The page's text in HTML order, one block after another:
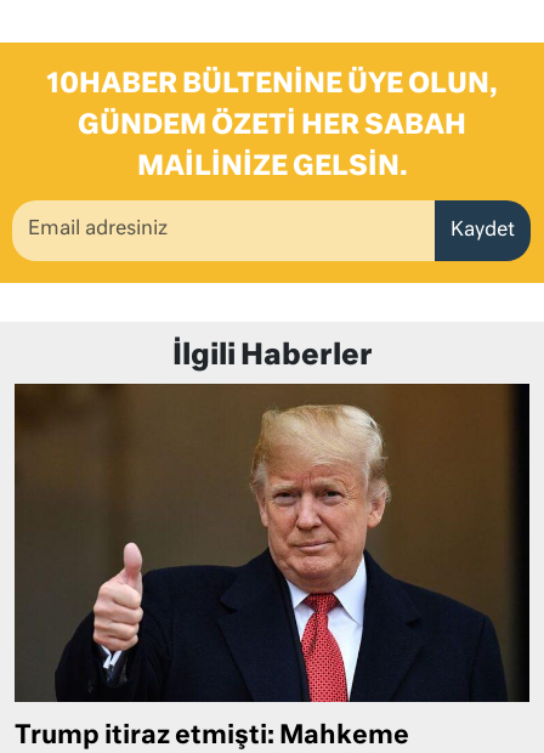
10HABER BÜLTENINE ÜYE OLUN,
GÜNDEM ÖZETI HER SABAH
MAILINIZE GELSIN.
Kaydet
İlgili Haberler
Trump itiraz etmişti: Mahkeme